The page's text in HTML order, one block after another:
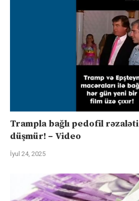
Trampla bağlı pedofil
düşmür! – Video
İyul 24, 2025